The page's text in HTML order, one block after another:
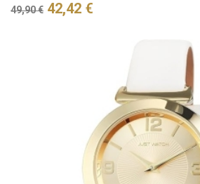
Verkaufspreis
49,90 € Preis
42,42 €